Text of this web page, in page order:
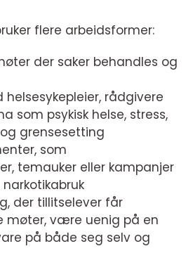
flere arbeidsformer:
der saker behandles og
rådgivere
som psykisk helse, stress,
grensesetting
som
temauker eller kampanjer
der tillitselever får
møter, være uenig på en
på både seg selv og